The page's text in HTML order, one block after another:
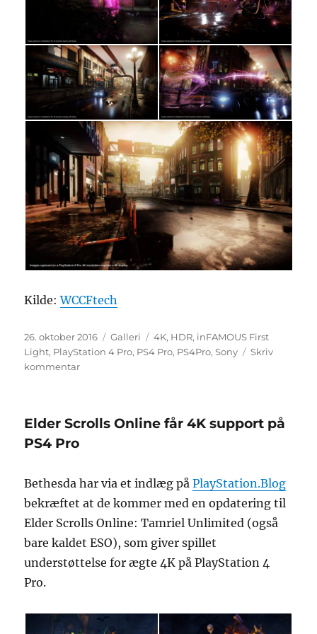
Kilde:WCCFtech
Udgivet
26. oktober 2016 Format
Galleri Tags
4K, HDR, inFAMOUS First
Light, PlayStation 4 Pro, PS4 Pro, PS4Pro,Sony
Skriv
kommentartil
Infamous:
i
4K
HDR
på
PS4
Elder Scrolls Online får 4K support på
PS4 Pro
Bethesda har via et indlæg påPlayStation.Blog
bekræftet at de kommer med en opdatering til
Elder Scrolls Online: Tamriel Unlimited (også
bare kaldet ESO), som giver spillet
understøttelse for ægte 4K på PlayStation 4
Pro.